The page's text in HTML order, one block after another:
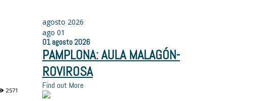
2571
agosto 2026
ago 01
01 agosto 2026
PAMPLONA: AULA MALAGÓN-
ROVIROSA
Find out More